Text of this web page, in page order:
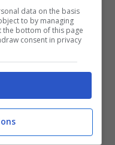
dalla Ferragnez
data on the basis
to by managing
the bottom of this page
consent in privacy